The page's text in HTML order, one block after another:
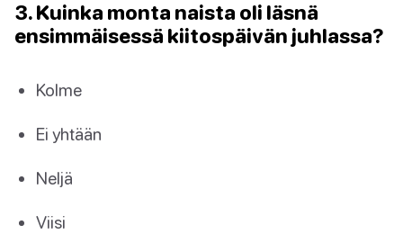
3. Kuinka monta naista oli läsnä
ensimmäisessä kiitospäivän juhlassa?
Kolme
Ei yhtään
Neljä
Viisi